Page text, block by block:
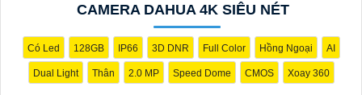
CAMERA DAHUA 4K SIÊU NÉT
Có Led 128GB IP66 3D DNR Full Color Hồng Ngoại AI
Dual Light Thân 2.0 MP Speed Dome CMOS Xoay 360